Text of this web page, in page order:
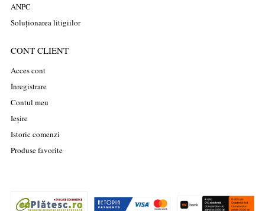
ANPC
Soluționarea litigiilor
CONT CLIENT
Acces cont
Înregistrare
Contul meu
Ieșire
Istoric comenzi
Produse favorite